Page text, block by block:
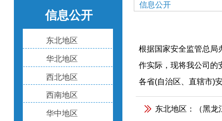
信息公开
东北地区：（黑龙
信息公开
东北地区
华北地区
西北地区
西南地区
华中地区
根据国家安全监管总局
作实际，现将我公司
各省(自治区、直辖市)
ꅀ